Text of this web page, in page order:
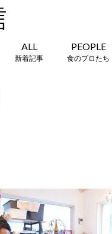
ALL
新着記事
PEOPLE
食のプロたち